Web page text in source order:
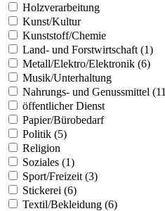
Holzverarbeitung
Kunst/Kultur
Kunststoff/Chemie
Land- und Forstwirtschaft (1)
Metall/Elektro/Elektronik (6)
Musik/Unterhaltung
Nahrungs- und Genussmittel
öffentlicher Dienst
Papier/Bürobedarf
Politik (5)
Religion
Soziales (1)
Sport/Freizeit (3)
Stickerei (6)
Textil/Bekleidung (6)